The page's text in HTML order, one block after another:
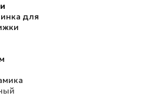
для